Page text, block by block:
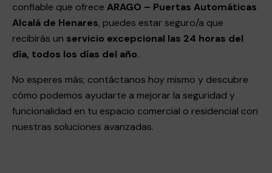
confiable que ofrece ARAGO – Puertas Automáticas
Alcalá de Henares, puedes estar seguro/a que
recibirás un servicio excepcional las 24 horas del
día, todos los días del año.
No esperes más; contáctanos hoy mismo y descubre
cómo podemos ayudarte a mejorar la seguridad y
funcionalidad en tu espacio comercial o residencial con
nuestras soluciones avanzadas.